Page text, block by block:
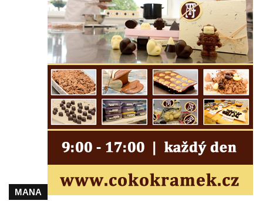
Kostel svatého Augustina v Lužici
Márnice na hřbitově v Lužici
Kostel svatého Martina v Kozlech
Márnice na hřbitově v Kozlech
Vesnický kostel v Reinhardtsdorfu
Kaple v Oparnu
Protestantský (evangelicko-luterský) kostel
Crostau
Kaple Nanebevstoupení Panny Marie ve
Výklenková kaple Piety ve Svojkově
Kostel Nejsvětější Trojice ve Velenicích
MANA